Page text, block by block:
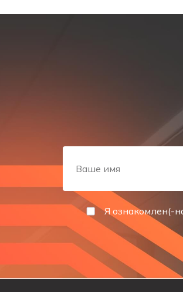
торговые центры, магазины у
медицинские учреждения,
склады, производственные и
подземные и наземные
любые объекты с массовым
Мы подбираем решения, которые
в уже существующую схему
Область применения
Пиктограммы для эвакуации и
эффективность эвакуации. В
Технические
Я ознакомлен(-